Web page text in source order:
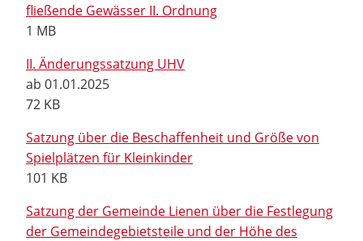
fließende Gewässer II. Ordnung
1 MB
II. Änderungssatzung UHV
ab 01.01.2025
72 KB
Satzung über die Beschaffenheit und Größe von
Spielplätzen für Kleinkinder
101 KB
Satzung der Gemeinde Lienen über die Festlegung
der Gemeindegebietsteile und der Höhe des